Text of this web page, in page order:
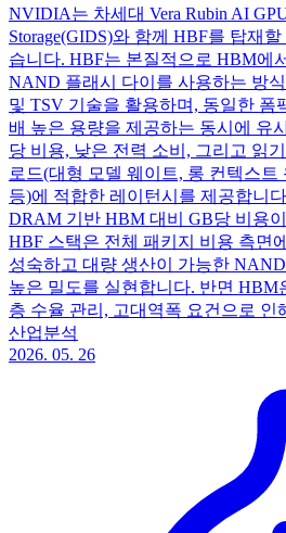
NVIDIA는 차세대 Vera Rubin AI
Storage(GIDS)와 함께 HBF를 탑재
습니다. HBF는 본질적으로 HBM에
NAND 플래시 다이를 사용하는 방
및 TSV 기술을 활용하며, 동일한 폼
배 높은 용량을 제공하는 동시에 유
당 비용, 낮은 전력 소비, 그리고 읽
로드(대형 모델 웨이트, 롱 컨텍스트
등)에 적합한 레이턴시를 제공합니
DRAM 기반 HBM 대비 GB당 비용
HBF 스택은 전체 패키지 비용 측면
성숙하고 대량 생산이 가능한
높은 밀도를 실현합니다. 반면 HBM
층 수율 관리, 고대역폭 요건으로 인
산업분석
2026. 05. 26